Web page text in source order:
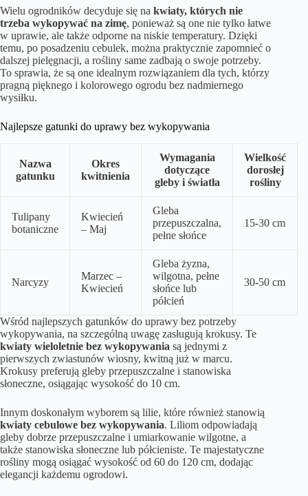
Wielu ogrodników decyduje się na kwiaty, których nie
trzeba wykopywać na zimę, ponieważ są one nie tylko łatwe
w uprawie, ale także odporne na niskie temperatury. Dzięki
temu, po posadzeniu cebulek, można praktycznie zapomnieć o
dalszej pielęgnacji, a rośliny same zadbają o swoje potrzeby.
To sprawia, że są one idealnym rozwiązaniem dla tych, którzy
pragną pięknego i kolorowego ogrodu bez nadmiernego
wysiłku.
Najlepsze gatunki do uprawy bez wykopywania
Nazwa
gatunku
Okres
kwitnienia
Wymagania
dotyczące
gleby i światła
Wielkość
dorosłej
rośliny
Tulipany
botaniczne
Kwiecień
– Maj
Gleba
przepuszczalna,
pełne słońce
15-30 cm
Narcyzy
Marzec –
Kwiecień
Gleba żyzna,
wilgotna, pełne
słońce lub
półcień
30-50 cm
Wśród najlepszych gatunków do uprawy bez potrzeby
wykopywania, na szczególną uwagę zasługują krokusy. Te
kwiaty wieloletnie bez wykopywania są jednymi z
pierwszych zwiastunów wiosny, kwitną już w marcu.
Krokusy preferują gleby przepuszczalne i stanowiska
słoneczne, osiągając wysokość do 10 cm.
Innym doskonałym wyborem są lilie, które również stanowią
kwiaty cebulowe bez wykopywania. Liliom odpowiadają
gleby dobrze przepuszczalne i umiarkowanie wilgotne, a
także stanowiska słoneczne lub półcieniste. Te majestatyczne
rośliny mogą osiągać wysokość od 60 do 120 cm, dodając
elegancji każdemu ogrodowi.